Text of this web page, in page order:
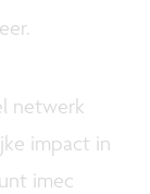
netwerk
impact in
imec